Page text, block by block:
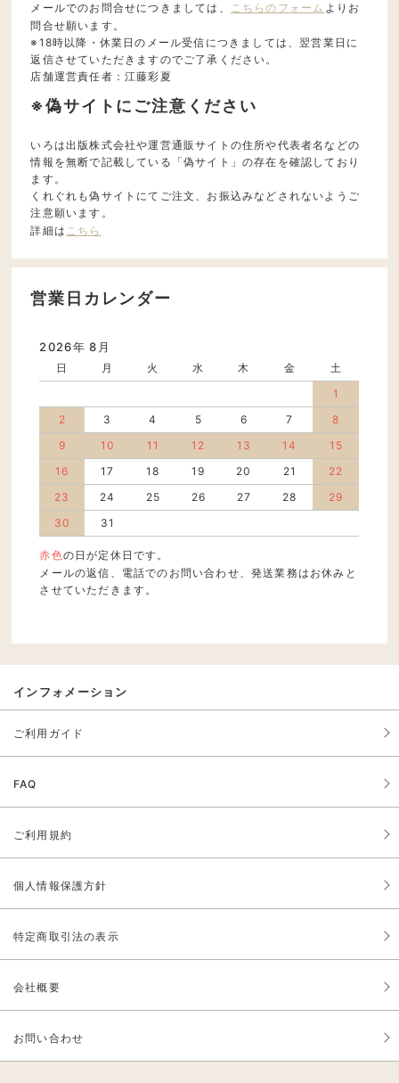
メールでのお問合せにつきましては、 こちらのフォーム よりお
問合せ願います。
※18時以降・休業日のメール受信につきましては、翌営業日に
返信させていただきますのでご了承ください。
店舗運営責任者：江藤彩夏
※偽サイトにご注意ください
いろは出版株式会社や運営通販サイトの住所や代表者名などの
情報を無断で記載している「偽サイト」の存在を確認しており
ます。
くれぐれも偽サイトにてご注文、お振込みなどされないようご
注意願います。
詳細は こちら
営業日カレンダー
2026年 8月
日 月 火 水 木 金
土
1
2
3 4 5 6 7
8
9
10 11 12 13 14
15
16
17 18 19 20 21
22
23
24 25 26 27 28
29
30
31
赤色の日が定休日です。
メールの返信、電話でのお問い合わせ、発送業務はお休みと
させていただきます。
インフォメーション
ご利用ガイド
FAQ
ご利用規約
個人情報保護方針
特定商取引法の表示
会社概要
お問い合わせ